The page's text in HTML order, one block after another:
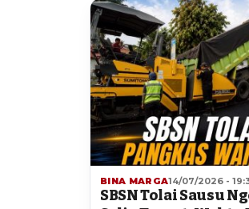
BINA MARGA14/07/2026 -
SBSN Tolai Sausu